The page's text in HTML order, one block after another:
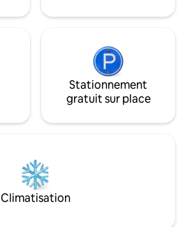
Stationnement
gratuit sur place
Climatisation